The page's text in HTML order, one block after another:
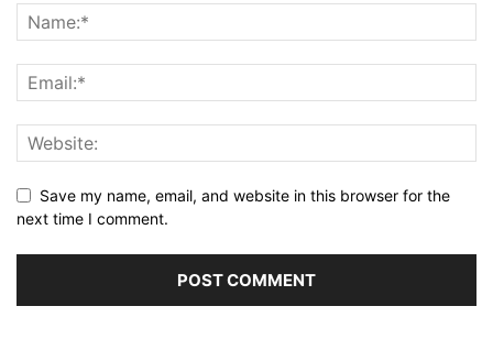
Save my name, email, and website in this browser for the
next time I comment.